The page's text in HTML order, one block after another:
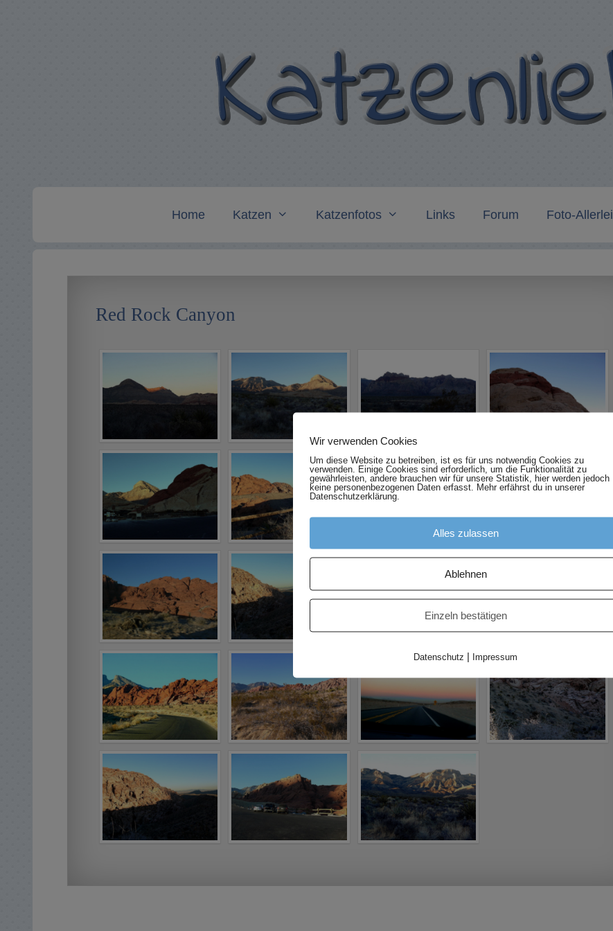
Home Katzen Katzenfotos Links Forum Foto-Allerlei
Red Rock Canyon
Wir verwenden Cookies
Um diese Website zu betreiben, ist es für uns notwendig Cookies zu
verwenden. Einige Cookies sind erforderlich, um die Funktionalität zu
gewährleisten, andere brauchen wir für unsere Statistik, hier werden jedoch
keine personenbezogenen Daten erfasst. Mehr erfährst du in unserer
Datenschutzerklärung.
Alles zulassen
Ablehnen
Einzeln bestätigen
Datenschutz | Impressum